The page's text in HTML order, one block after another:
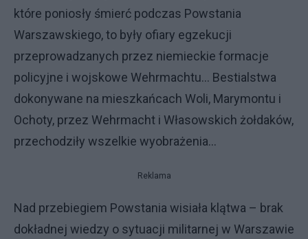
które poniosły śmierć podczas Powstania
Warszawskiego, to były ofiary egzekucji
przeprowadzanych przez niemieckie formacje
policyjne i wojskowe Wehrmachtu... Bestialstwa
dokonywane na mieszkańcach Woli, Marymontu i
Ochoty, przez Wehrmacht i Własowskich żołdaków,
przechodziły wszelkie wyobrażenia...
Reklama
Nad przebiegiem Powstania wisiała klątwa – brak
dokładnej wiedzy o sytuacji militarnej w Warszawie